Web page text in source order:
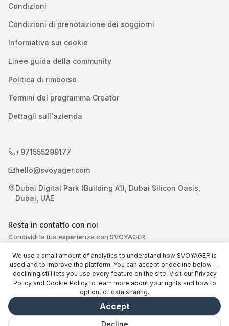
Condizioni
Condizioni di prenotazione dei soggiorni
Informativa sui cookie
Linee guida della community
Politica di rimborso
Termini del programma Creator
Dettagli sull'azienda
+971555299177
hello@svoyager.com
Dubai Digital Park (Building A1), Dubai Silicon Oasis,
Dubai, UAE
Resta in contatto con noi
Condividi la tua esperienza con SVOYAGER.
© 2026 SVOYAGER
We use a small amount of analytics to understand how SVOYAGER is
used and to improve the platform. You can accept or decline below —
declining still lets you use every feature on the site. Visit our Privacy
Policy and Cookie Policy to learn more about your rights and how to
opt out of data sharing.
Decline
Accept